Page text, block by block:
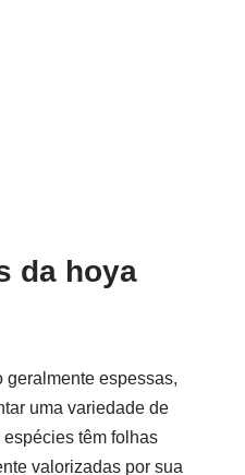
da hoya
geralmente espessas,
uma variedade de
têm folhas
valorizadas por sua